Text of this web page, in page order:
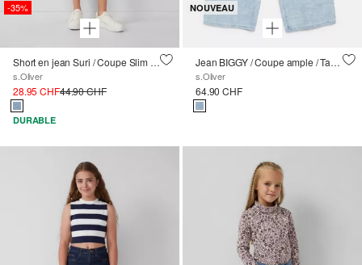
-35%
Short en jean Suri / Coupe Slim Fit / Taille haute / Skinny Leg / Ceinture textile
s.Oliver
28.95 CHF44.90 CHF
DURABLE
NOUVEAU
Jean BIGGY / Coupe ample / Taille mi-haute / Motif tissé
s.Oliver
64.90 CHF